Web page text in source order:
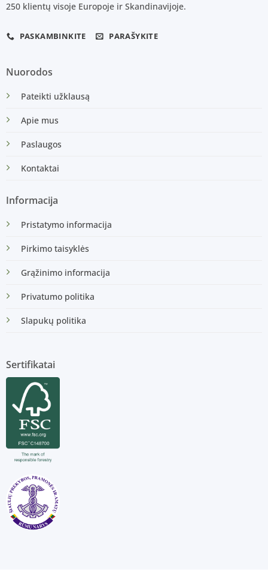
250 klientų visoje Europoje ir Skandinavijoje.
PASKAMBINKITE PARAŠYKITE
Nuorodos
Pateikti užklausą
Apie mus
Paslaugos
Kontaktai
Informacija
Pristatymo informacija
Pirkimo taisyklės
Grąžinimo informacija
Privatumo politika
Slapukų politika
Sertifikatai